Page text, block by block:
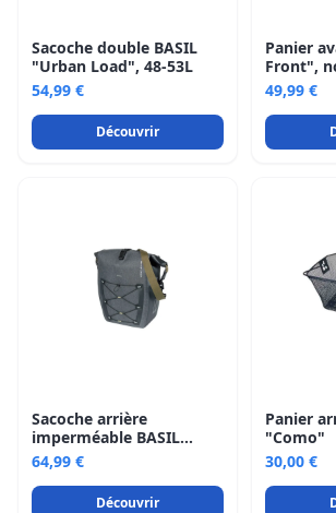
Sacoche double BASIL
"Urban Load", 48-53L
54,99 €
Découvrir
Panier
Front",
49,99 €
Sacoche arrière
imperméable BASIL
"Navigator Storm L", 25-
31L
64,99 €
Découvrir
Panier
"Como"
30,00 €